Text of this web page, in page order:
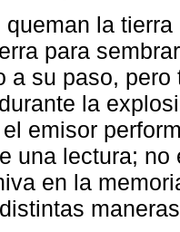
queman la
para
a su paso,
la
emisor
una lectura;
en la